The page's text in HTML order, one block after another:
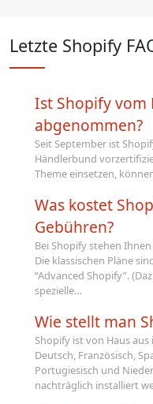
Letzte Shopify
Ist Shopify vom
abgenommen?
Seit September ist
Händlerbund
Theme einsetzen,
Was kostet
Gebühren?
Bei Shopify stehen
Die klassischen Pläne
“Advanced Shopify”.
spezielle…
Wie stellt man
Shopify ist von Haus aus
Deutsch, Französisch,
Portugiesisch und
nachträglich installiert